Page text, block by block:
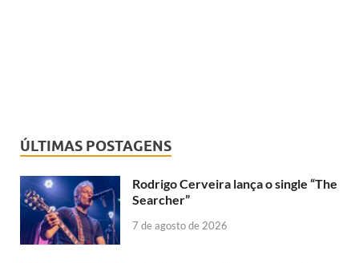
ÚLTIMAS POSTAGENS
Rodrigo Cerveira lança o single “The
Searcher”
7 de agosto de 2026